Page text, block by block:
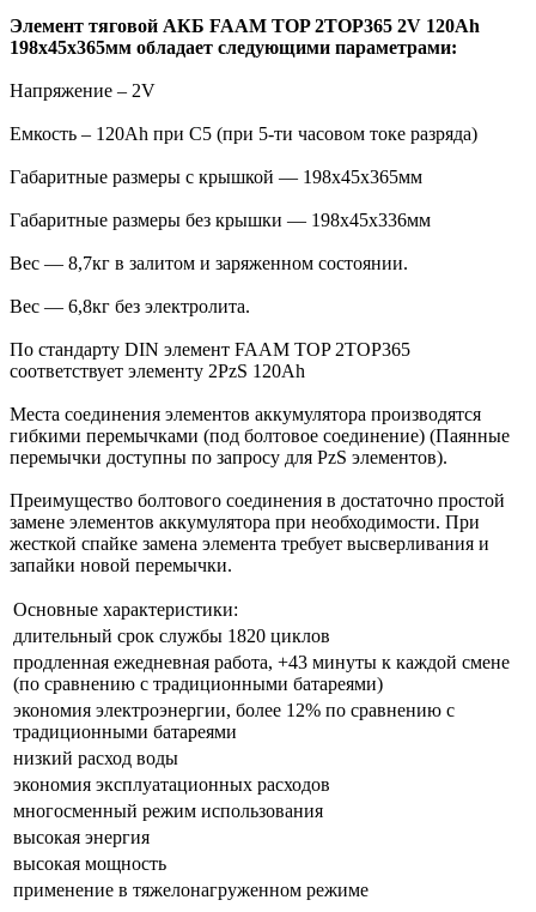
Элемент тяговой АКБ FAAM TOP 2TOP365 2V 120Ah
198x45x365мм обладает следующими параметрами:
Напряжение – 2V
Емкость – 120Ah при С5 (при 5-ти часовом токе разряда)
Габаритные размеры с крышкой — 198x45x365мм
Габаритные размеры без крышки — 198x45x336мм
Вес — 8,7кг в залитом и заряженном состоянии.
Вес — 6,8кг без электролита.
По стандарту DIN элемент FAAM TOP 2TOP365
соответствует элементу 2PzS 120Ah
Места соединения элементов аккумулятора производятся
гибкими перемычками (под болтовое соединение) (Паянные
перемычки доступны по запросу для PzS элементов).
Преимущество болтового соединения в достаточно простой
замене элементов аккумулятора при необходимости. При
жесткой спайке замена элемента требует высверливания и
запайки новой перемычки.
Основные характеристики:
длительный срок службы 1820 циклов
продленная ежедневная работа, +43 минуты к каждой смене
(по сравнению с традиционными батареями)
экономия электроэнергии, более 12% по сравнению с
традиционными батареями
низкий расход воды
экономия эксплуатационных расходов
многосменный режим использования
высокая энергия
высокая мощность
применение в тяжелонагруженном режиме